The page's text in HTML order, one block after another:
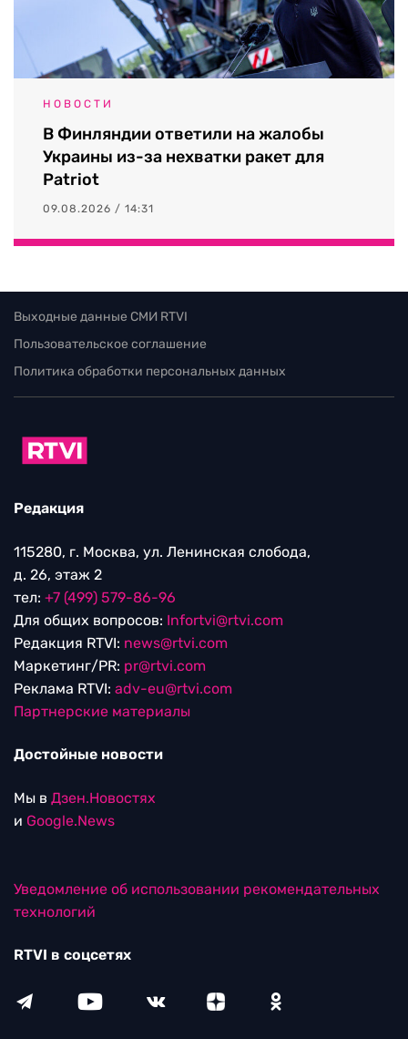
НОВОСТИ
В Финляндии ответили на жалобы
Украины из-за нехватки ракет для
Patriot
09.08.2026 / 14:31
Выходные данные СМИ RTVI
Пользовательское соглашение
Политика обработки персональных данных
Редакция
115280, г. Москва, ул. Ленинская слобода,
д. 26, этаж 2
тел: +7 (499) 579-86-96
Для общих вопросов: Infortvi@rtvi.com
Редакция RTVI: news@rtvi.com
Маркетинг/PR: pr@rtvi.com
Реклама RTVI: adv-eu@rtvi.com
Партнерские материалы
Достойные новости
Мы в Дзен.Новостях
и Google.News
Уведомление об использовании рекомендательных
технологий
RTVI в соцсетях